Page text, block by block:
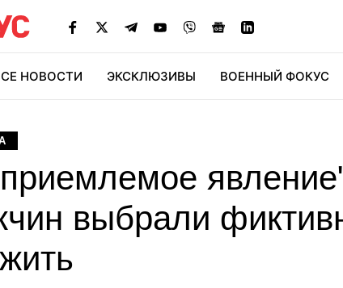
НОВОСТИ ЭКСКЛЮЗИВЫ ВОЕННЫЙ ФОКУС
выбрали